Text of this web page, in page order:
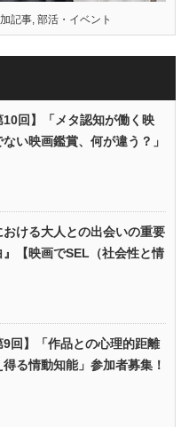
記事, 部活・イベント
10回】「メタ認知が働く映
い映画鑑賞、何が違う？」
ける大人との出会いの重要
【映画でSEL（社会性と情
9回】「作品との心理的距離
る情動知能」参加者募集！